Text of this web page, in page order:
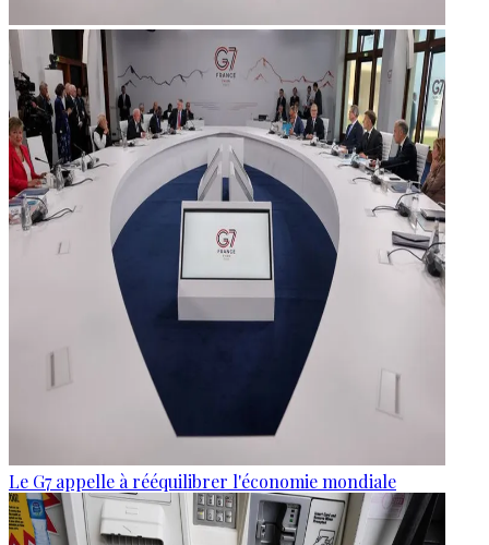
Le G7 appelle à rééquilibrer l'économie mondiale